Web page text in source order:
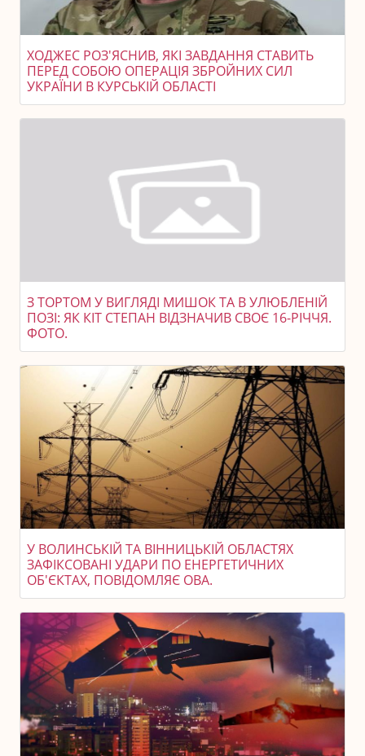
ХОДЖЕС РОЗ'ЯСНИВ, ЯКІ ЗАВДАННЯ СТАВИТЬ
ПЕРЕД СОБОЮ ОПЕРАЦІЯ ЗБРОЙНИХ СИЛ
УКРАЇНИ В КУРСЬКІЙ ОБЛАСТІ
З ТОРТОМ У ВИГЛЯДІ МИШОК ТА В УЛЮБЛЕНІЙ
ПОЗІ: ЯК КІТ СТЕПАН ВІДЗНАЧИВ СВОЄ 16-РІЧЧЯ.
ФОТО.
У ВОЛИНСЬКІЙ ТА ВІННИЦЬКІЙ ОБЛАСТЯХ
ЗАФІКСОВАНІ УДАРИ ПО ЕНЕРГЕТИЧНИХ
ОБ'ЄКТАХ, ПОВІДОМЛЯЄ ОВА.